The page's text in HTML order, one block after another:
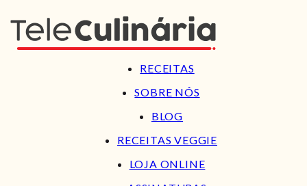
RECEITAS
SOBRE NÓS
BLOG
RECEITAS VEGGIE
LOJA ONLINE